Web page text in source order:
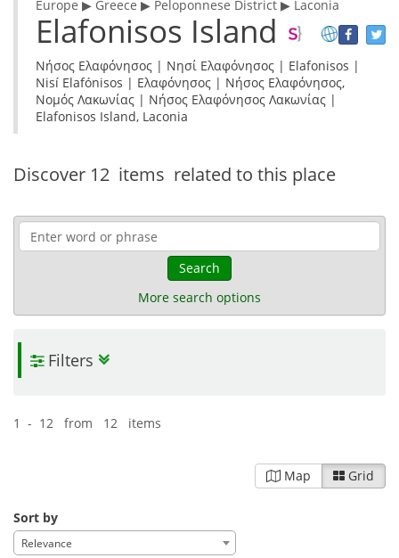
Europe ▶ Greece ▶ Peloponnese District ▶ Laconia
Elafonisos Island
Νήσος Ελαφόνησος | Νησί Ελαφόνησος | Elafonisos |
Nisí Elafónisos | Ελαφόνησος | Νήσος Ελαφόνησος,
Νομός Λακωνίας | Νήσος Ελαφόνησος Λακωνίας |
Elafonisos Island, Laconia
Discover 12 items related to this place
Search
More search options
Filters
1 - 12 from 12 items
Map Grid
Sort by
Relevance